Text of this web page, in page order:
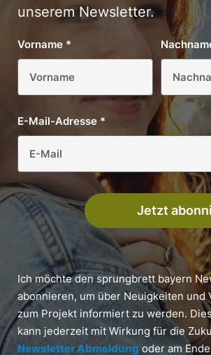
unserem Newsletter.
Vorname *
E-Mail-Adresse *
Jetzt
Ich möchte den sprungbrett bayern
abonnieren, um über Neuigkeiten und
zum Projekt informiert zu werden.
kann jederzeit mit Wirkung für die
Newsletter Abmeldung oder am